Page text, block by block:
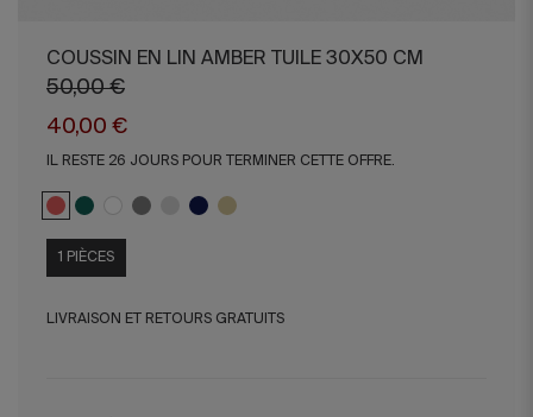
COUSSIN EN LIN AMBER TUILE 30X50 CM
50,00 €
40,00 €
IL RESTE 26 JOURS POUR TERMINER CETTE OFFRE.
1 PIÈCES
LIVRAISON ET RETOURS GRATUITS